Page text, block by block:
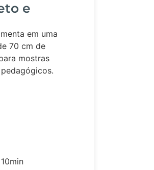
e
em uma
70 cm de
mostras